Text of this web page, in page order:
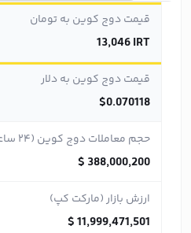
حجم معاملات دوج کوین (۲۴ ساعته)
$ 388,000,200
ارزش بازار (مارکت کپ)
$ 11,999,471,501
قیمت دوج کوین به تومان
13,046 IRT
قیمت دوج کوین به دلار
$0.070118